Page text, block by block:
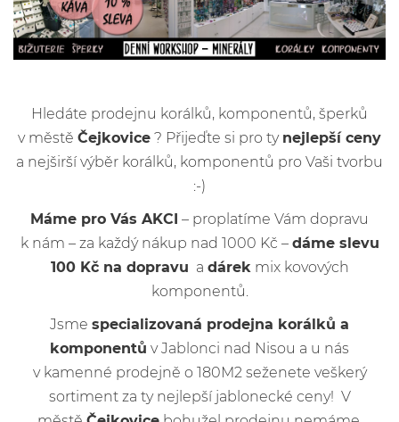
Hledáte prodejnu korálků, komponentů, šperků
v městě Čejkovice ? Přijeďte si pro ty nejlepší ceny
a nejširší výběr korálků, komponentů pro Vaši tvorbu
:-)
Máme pro Vás AKCI – proplatíme Vám dopravu
k nám – za každý nákup nad 1000 Kč – dáme slevu
100 Kč na dopravu a dárek mix kovových
komponentů.
Jsme specializovaná prodejna korálků a
komponentů v Jablonci nad Nisou a u nás
v kamenné prodejně o 180M2 seženete veškerý
sortiment za ty nejlepší jablonecké ceny! V